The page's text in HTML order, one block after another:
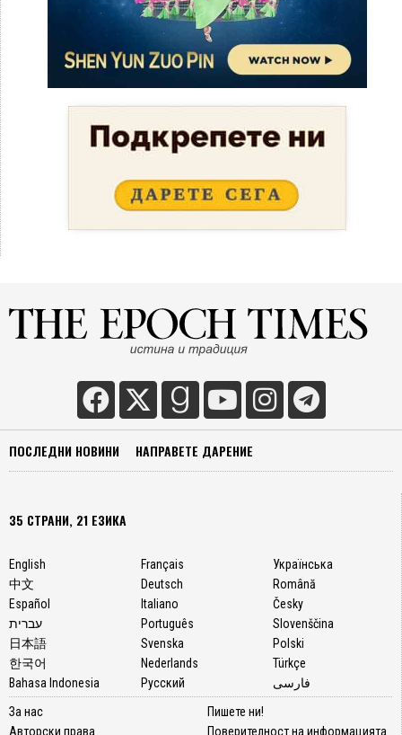
ПОСЛЕДНИ НОВИНИ НАПРАВЕТЕ ДАРЕНИЕ
35 СТРАНИ, 21 ЕЗИКА
English
中文
Español
עברית
日本語
한국어
Bahasa Indonesia
Français
Deutsch
Italiano
Português
Svenska
Nederlands
Русский
Українська
Română
Česky
Slovenščina
Polski
Türkçe
فارسی
За нас
Авторски права
Пишете ни!
Поверителност на информацията